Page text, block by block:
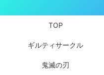
TOP
ギルティサークル
鬼滅の刃